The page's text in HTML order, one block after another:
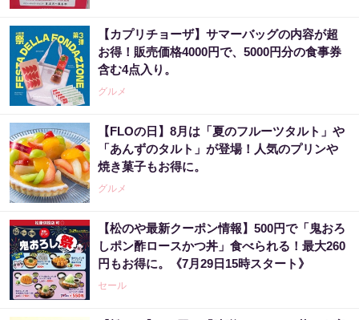
【カプリチョーザ】サマーバッグの内容が超
お得！販売価格4000円で、5000円分の食事券
含む4点入り。
グルメ
【FLOの日】8月は「夏のフルーツタルト」や
「あんずのタルト」が登場！人気のプリンや
焼き菓子もお得に。
グルメ
【松のや最新クーポン情報】500円で「鬼おろ
しポン酢ロースかつ丼」食べられる！最大260
円もお得に。《7月29日15時スタート》
セール